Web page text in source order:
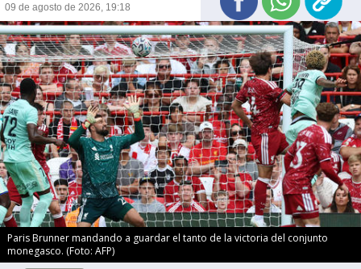
09 de agosto de 2026, 19:18
Paris Brunner mandando a guardar el tanto de la victoria del conjunto
monegasco. (Foto: AFP)